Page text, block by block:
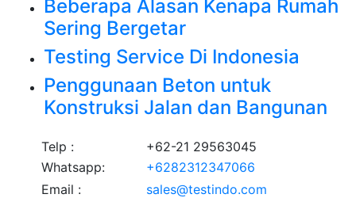
Beberapa Alasan Kenapa Rumah
Sering Bergetar
Testing Service Di Indonesia
Penggunaan Beton untuk
Konstruksi Jalan dan Bangunan
Telp :
+62-21 29563045
Whatsapp:
+6282312347066
Email :
sales@testindo.com